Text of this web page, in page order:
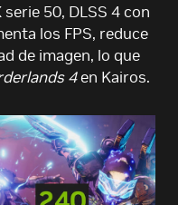
50, DLSS 4 con
los FPS, reduce
de imagen, lo que
4en Kairos.